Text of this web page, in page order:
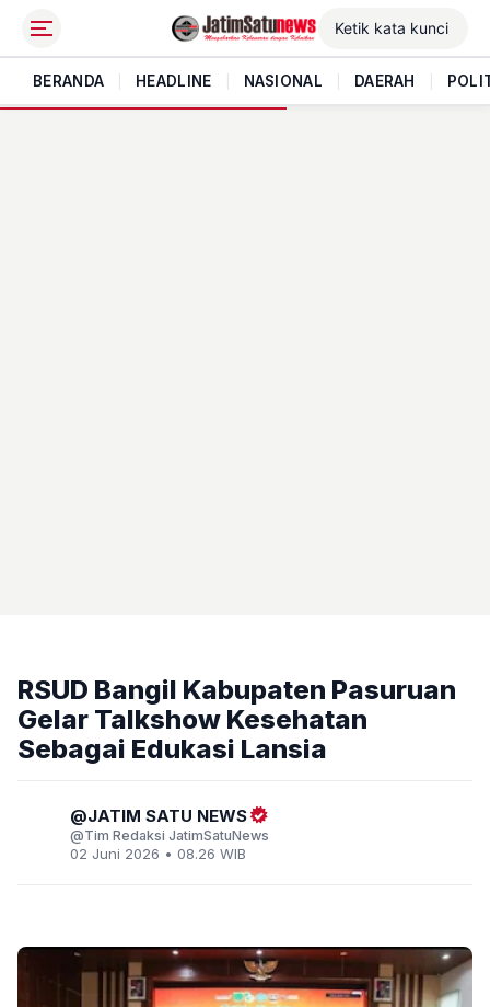
BERANDA HEADLINE NASIONAL DAERAH
RSUD Bangil Kabupaten Pasuruan
Gelar Talkshow Kesehatan
Sebagai Edukasi Lansia
JATIM SATU NEWS
Tim Redaksi JatimSatuNews
02 Juni 2026 • 08.26 WIB